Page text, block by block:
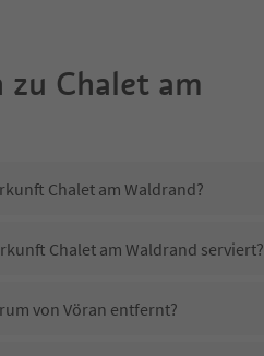
zu Chalet am
Chalet am Waldrand?
Chalet am Waldrand serviert?
von Vöran entfernt?